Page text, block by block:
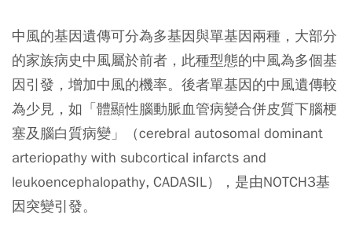
中風的基因遺傳可分為多基因與單基因兩種，大部分
的家族病史中風屬於前者，此種型態的中風為多個基
因引發，增加中風的機率。後者單基因的中風遺傳較
為少見，如「體顯性腦動脈血管病變合併皮質下腦梗
塞及腦白質病變」（cerebral autosomal dominant
arteriopathy with subcortical infarcts and
leukoencephalopathy, CADASIL），是由NOTCH3基
因突變引發。